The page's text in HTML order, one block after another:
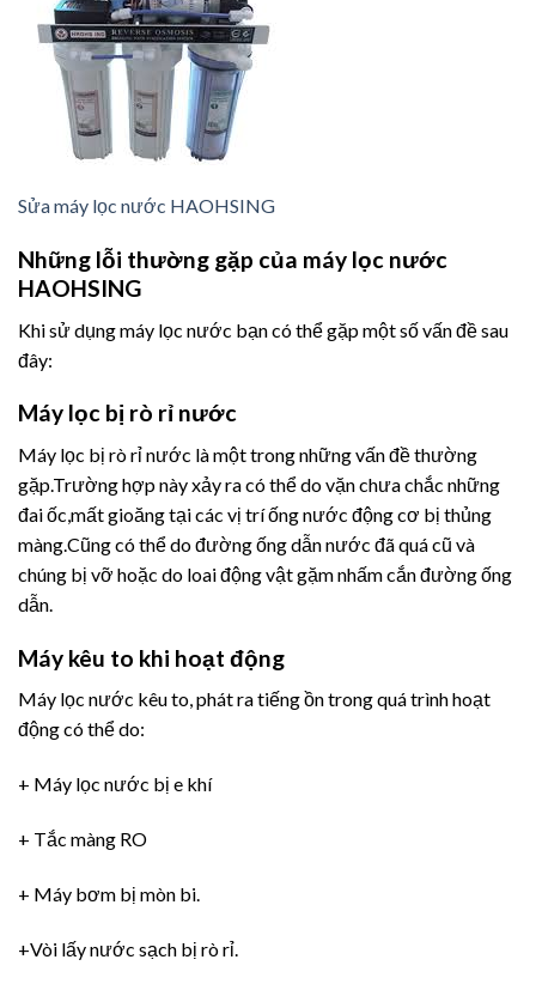
Sửa máy lọc nước HAOHSING
Những lỗi thường gặp của máy lọc nước
HAOHSING
Khi sử dụng máy lọc nước bạn có thể gặp một số vấn đề sau
đây:
Máy lọc bị rò rỉ nước
Máy lọc bị rò rỉ nước là một trong những vấn đề thường
gặp.Trường hợp này xảy ra có thể do vặn chưa chắc những
đai ốc,mất gioăng tại các vị trí ống nước động cơ bị thủng
màng.Cũng có thể do đường ống dẫn nước đã quá cũ và
chúng bị vỡ hoặc do loai động vật gặm nhấm cắn đường ống
dẫn.
Máy kêu to khi hoạt động
Máy lọc nước kêu to, phát ra tiếng ồn trong quá trình hoạt
động có thể do:
+ Máy lọc nước bị e khí
+ Tắc màng RO
+ Máy bơm bị mòn bi.
+Vòi lấy nước sạch bị rò rỉ.